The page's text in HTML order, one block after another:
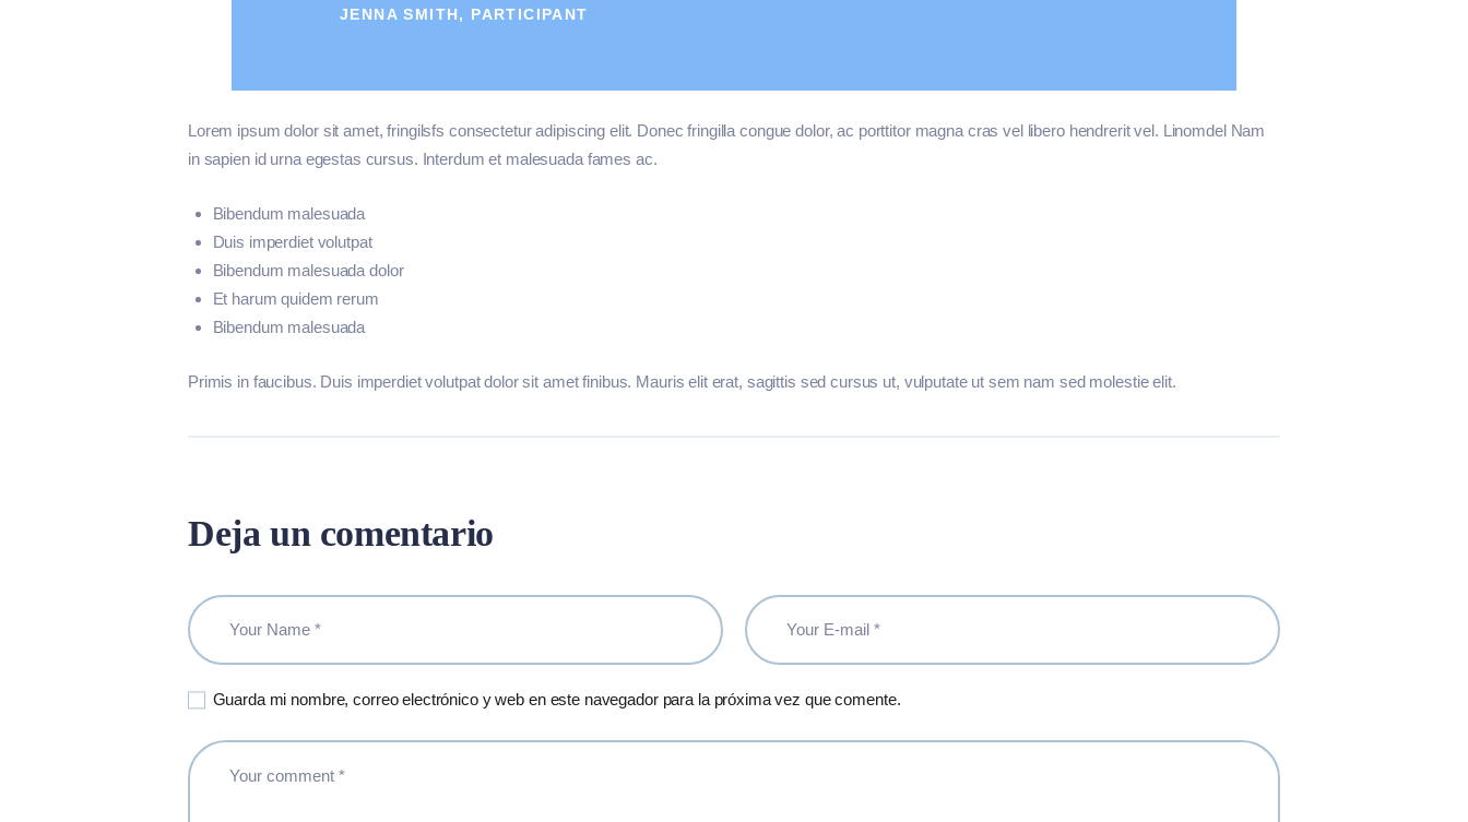
JENNA SMITH, PARTICIPANT
Lorem ipsum dolor sit amet, fringilsfs consectetur adipiscing elit. Donec fringilla congue dolor, ac porttitor magna cras vel libero hendrerit vel. Linomdel Nam
in sapien id urna egestas cursus. Interdum et malesuada fames ac.
Bibendum malesuada
Duis imperdiet volutpat
Bibendum malesuada dolor
Et harum quidem rerum
Bibendum malesuada
Primis in faucibus. Duis imperdiet volutpat dolor sit amet finibus. Mauris elit erat, sagittis sed cursus ut, vulputate ut sem nam sed molestie elit.
Deja un comentario
Guarda mi nombre, correo electrónico y web en este navegador para la próxima vez que comente.